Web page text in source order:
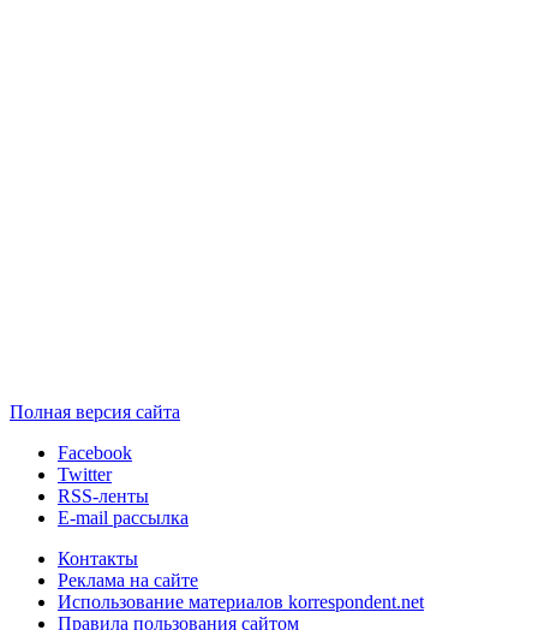
Полная версия сайта
Facebook
Twitter
RSS-ленты
E-mail рассылка
Контакты
Реклама на сайте
Использование материалов korrespondent.net
Правила пользования сайтом